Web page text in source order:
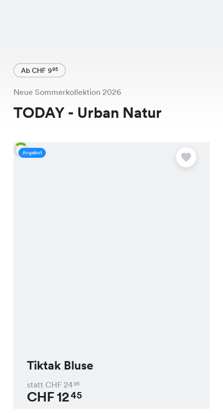
Ab CHF 995
Neue Sommerkollektion 2026
TODAY - Urban Natur
Angebot
Tiktak Bluse
statt CHF 2495
CHF1245